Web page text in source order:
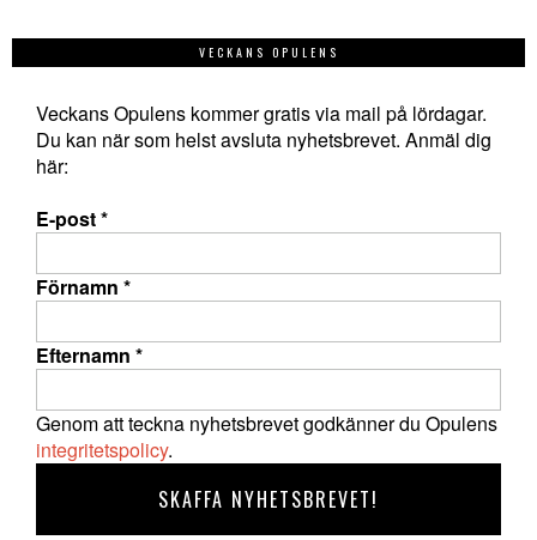
VECKANS OPULENS
Veckans Opulens kommer gratis via mail på lördagar.
Du kan när som helst avsluta nyhetsbrevet. Anmäl dig
här:
E-post*
Förnamn *
Efternamn *
Genom att teckna nyhetsbrevet godkänner du Opulens
integritetspolicy.